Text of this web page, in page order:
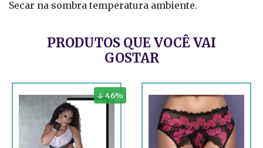
Secar na sombra temperatura ambiente.
PRODUTOS QUE VOCÊ VAI
GOSTAR
46%